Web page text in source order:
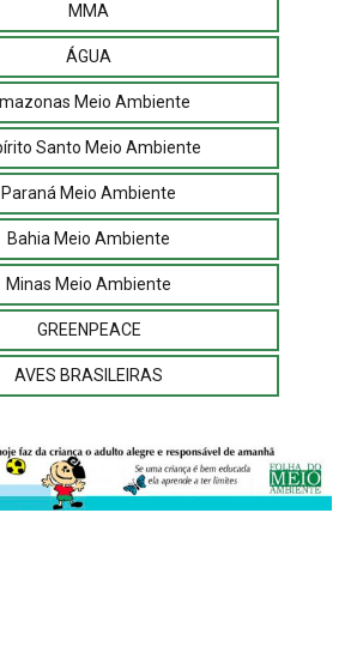
MMA
ÁGUA
Meio Ambiente
Santo Meio Ambiente
Paraná Meio Ambiente
Bahia Meio Ambiente
Minas Meio Ambiente
GREENPEACE
AVES BRASILEIRAS